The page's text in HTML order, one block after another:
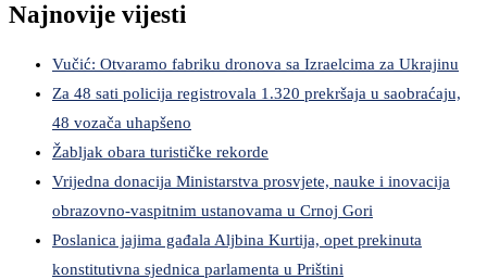
Najnovije vijesti
Vučić: Otvaramo fabriku dronova sa Izraelcima za Ukrajinu
Za 48 sati policija registrovala 1.320 prekršaja u saobraćaju,
48 vozača uhapšeno
Žabljak obara turističke rekorde
Vrijedna donacija Ministarstva prosvjete, nauke i inovacija
obrazovno-vaspitnim ustanovama u Crnoj Gori
Poslanica jajima gađala Aljbina Kurtija, opet prekinuta
konstitutivna sjednica parlamenta u Prištini